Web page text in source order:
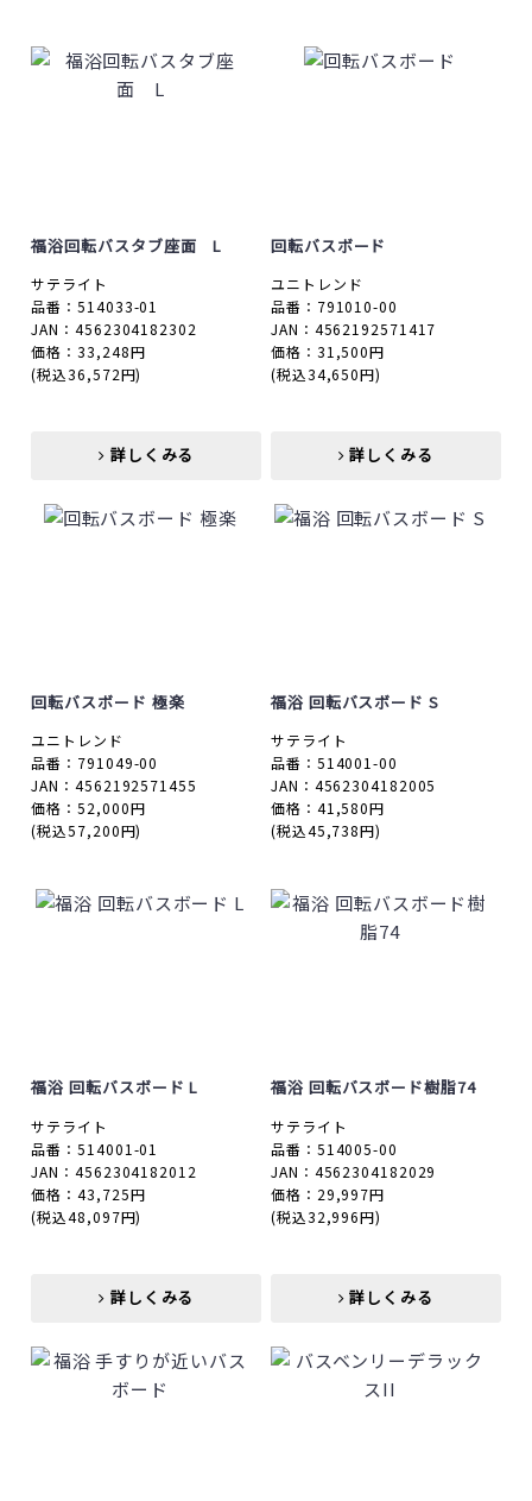
詳しくみる 詳しくみる
福浴回転バスタブ座面 L
サテライト
品番：514033-01
JAN：4562304182302
価格：33,248円
(税込36,572円)
詳しくみる
回転バスボード
ユニトレンド
品番：791010-00
JAN：4562192571417
価格：31,500円
(税込34,650円)
詳しくみる
回転バスボード 極楽
ユニトレンド
品番：791049-00
JAN：4562192571455
価格：52,000円
(税込57,200円)
詳しくみる
福浴 回転バスボード S
サテライト
品番：514001-00
JAN：4562304182005
価格：41,580円
(税込45,738円)
詳しくみる
福浴 回転バスボード L
サテライト
品番：514001-01
JAN：4562304182012
価格：43,725円
(税込48,097円)
詳しくみる
福浴 回転バスボード樹脂74
サテライト
品番：514005-00
JAN：4562304182029
価格：29,997円
(税込32,996円)
詳しくみる